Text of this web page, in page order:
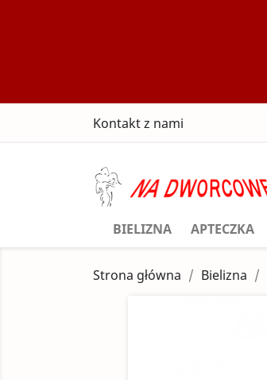
Kontakt z nami
BIELIZNA APTECZKA
Strona główna Bielizna